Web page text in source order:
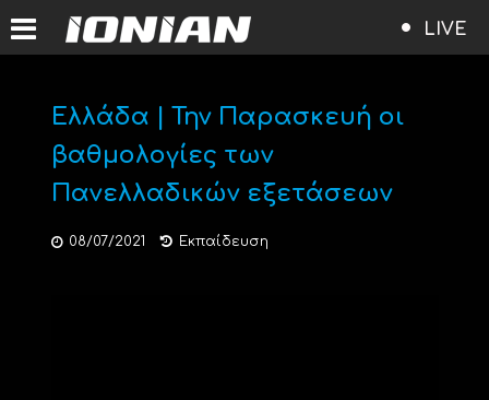
LIVE
Ελλάδα | Την Παρασκευή οι
βαθμολογίες των
Πανελλαδικών εξετάσεων
08/07/2021 Εκπαίδευση